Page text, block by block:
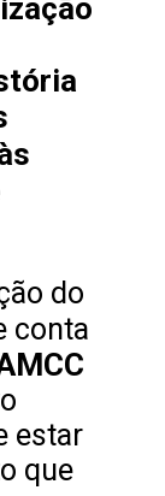
do
conta
estar
que